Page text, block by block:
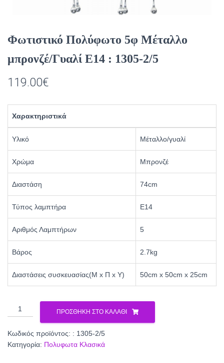
Φωτιστικό Πολύφωτο 5φ Μέταλλο
μπρονζέ/Γυαλί Ε14 : 1305-2/5
119.00€
Χαρακτηριστικά
Υλικό Μέταλλο/γυαλί
Χρώμα Μπρονζέ
Διαστάση 74cm
Τύπος λαμπτήρα Ε14
Αριθμός Λαμπτήρων 5
Βάρος 2.7kg
Διαστάσεις συσκευασίας(Μ x Π x Υ) 50cm x 50cm x 25cm
Φωτιστικό
Πολύφωτο
Μέταλλο
μπρονζέ/
ΠΡΟΣΘΉΚΗ ΣΤΟ ΚΑΛΆΘΙ
Κωδικός προϊόντος: : 1305-2/5
Κατηγορία: Πολυφωτα Κλασικά